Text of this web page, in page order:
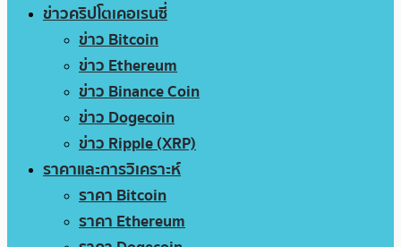
ข่าวคริปโตเคอเรนซี่
ข่าว Bitcoin
ข่าว Ethereum
ข่าว Binance Coin
ข่าว Dogecoin
ข่าว Ripple (XRP)
ราคาและการวิเคราะห์
ราคา Bitcoin
ราคา Ethereum